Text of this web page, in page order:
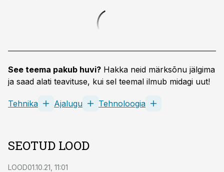
See teema pakub huvi? Hakka neid märksõnu jälgima
ja saad alati teavituse, kui sel teemal ilmub midagi uut!
Tehnika Ajalugu Tehnoloogia
SEOTUD LOOD
LOOD01.10.21, 11:01